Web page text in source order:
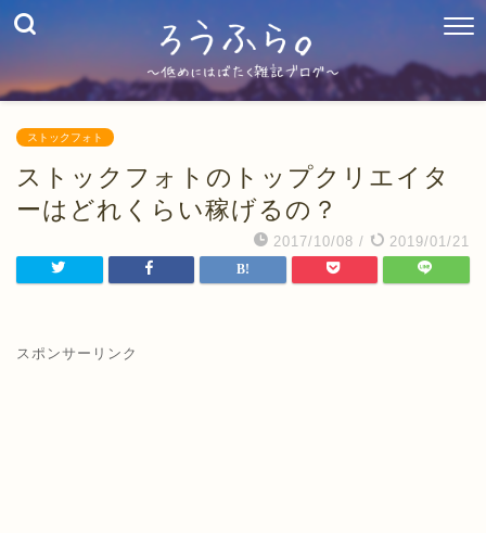
ストックフォト
ストックフォトのトップクリエイタ
ーはどれくらい稼げるの？
2017/10/08 / 2019/01/21
スポンサーリンク